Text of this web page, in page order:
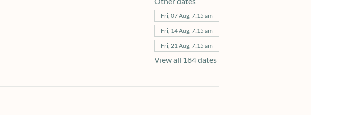
Fri, 07 Aug, 7:15 am
Fri, 14 Aug, 7:15 am
Fri, 21 Aug, 7:15 am
View all 184 dates